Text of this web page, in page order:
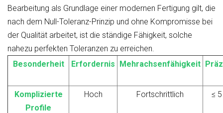
Bearbeitung als Grundlage einer modernen Fertigung gilt, die
nach dem Null-Toleranz-Prinzip und ohne Kompromisse bei
der Qualität arbeitet, ist die ständige Fähigkeit, solche
nahezu perfekten Toleranzen zu erreichen.
Besonderheit
Erfordernis Mehrachsenfähigkeit
Komplizierte
Profile
Hoch Fortschrittlich ≤